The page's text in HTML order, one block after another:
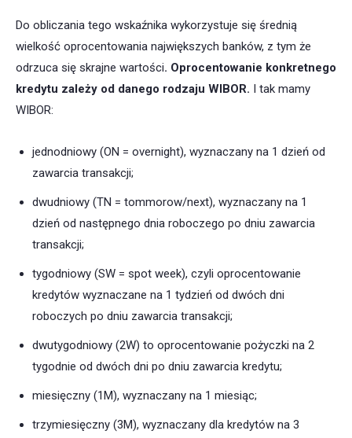
Do obliczania tego wskaźnika wykorzystuje się średnią
wielkość oprocentowania największych banków, z tym że
odrzuca się skrajne wartości. Oprocentowanie konkretnego
kredytu zależy od danego rodzaju WIBOR. I tak mamy
WIBOR:
jednodniowy (ON = overnight), wyznaczany na 1 dzień od
zawarcia transakcji;
dwudniowy (TN = tommorow/next), wyznaczany na 1
dzień od następnego dnia roboczego po dniu zawarcia
transakcji;
tygodniowy (SW = spot week), czyli oprocentowanie
kredytów wyznaczane na 1 tydzień od dwóch dni
roboczych po dniu zawarcia transakcji;
dwutygodniowy (2W) to oprocentowanie pożyczki na 2
tygodnie od dwóch dni po dniu zawarcia kredytu;
miesięczny (1M), wyznaczany na 1 miesiąc;
trzymiesięczny (3M), wyznaczany dla kredytów na 3